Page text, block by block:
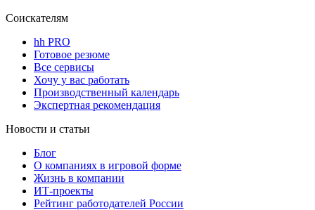
Соискателям
hh PRO
Готовое резюме
Все сервисы
Хочу у вас работать
Производственный календарь
Экспертная рекомендация
Новости и статьи
Блог
О компаниях в игровой форме
Жизнь в компании
ИТ-проекты
Рейтинг работодателей России